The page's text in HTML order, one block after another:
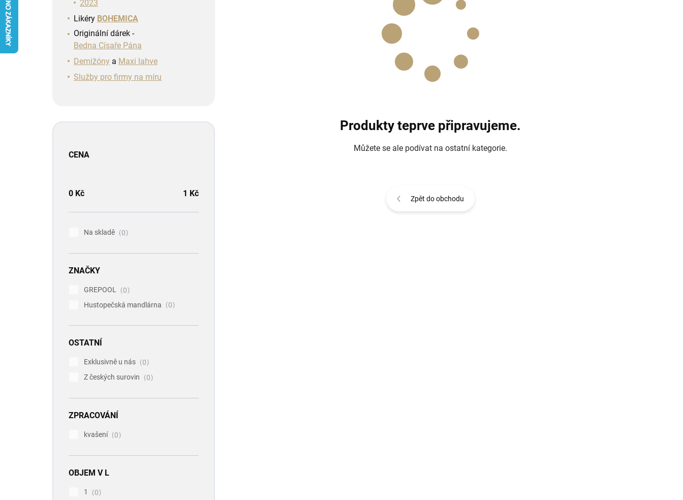
2023
Likéry BOHEMICA
Originální dárek -
Bedna Císaře Pána
Demižóny a Maxi lahve
Služby pro firmy na míru
CENA
0 Kč 1 Kč
Na skladě 0
ZNAČKY
GREPOOL
0
Hustopečská mandlárna
0
OSTATNÍ
Exklusivně u nás
0
Z českých surovin
0
ZPRACOVÁNÍ
kvašení 0
OBJEM V L
1 0
Produkty teprve připravujeme.
Můžete se ale podívat na ostatní kategorie.
Zpět do obchodu